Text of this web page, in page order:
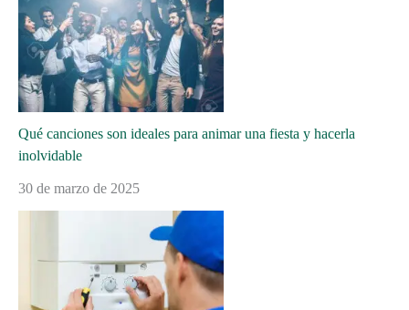
Qué canciones son ideales para animar una fiesta y hacerla
inolvidable
30 de marzo de 2025